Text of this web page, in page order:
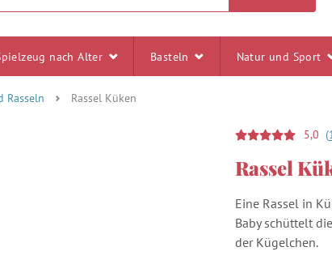
nach Alter Basteln Natur und Sport
Rasseln Rassel Küken
5,0 (
Rassel
Eine Rassel in
Baby schüttelt
der Kügelchen.